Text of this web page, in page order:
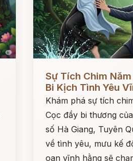
Sự Tích Chim
Bi Kịch Tình Yêu
Khám phá sự tích
Cọc đầy bi thương
số Hà Giang, Tuyên
về tình yêu, mưu kế
oan vĩnh hằng sẽ